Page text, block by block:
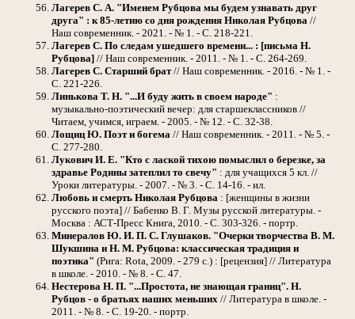
Лагерев С. А. "Именем Рубцова мы будем узнавать друг
друга" : к 85-летию со дня рождения Николая Рубцова //
Наш современник. - 2021. - № 1. - С. 218-221.
Лагерев С. По следам ушедшего времени... : [письма Н.
Рубцова] // Наш современник. - 2011. - № 1. - С. 264-269.
Лагерев С. Старший брат// Наш современник. - 2016. - № 1. -
С. 221-226.
Линькова Т. Н. "...И буду жить в своем народе" :
музыкально-поэтический вечер: для старшеклассников //
Читаем, учимся, играем. - 2005. - № 12. - С. 32-38.
Лощиц Ю. Поэт и богема // Наш современник. - 2011. - № 5. -
С. 277-280.
Лукович И. Е. "Кто с лаской тихою помыслил о березке, за
здравье Родины затеплил то свечу" : для учащихся 5 кл. //
Уроки литературы. - 2007. - № 3. - С. 14-16. - ил.
Любовь и смерть Николая Рубцова : [женщины в жизни
русского поэта] // Бабенко В. Г. Музы русской литературы. -
Москва : АСТ-Пресс Книга, 2010. - С. 303-326. - портр.
Минералов Ю. И. П. С. Глушаков. "Очерки творчества В. М.
Шукшина и Н. М. Рубцова: классическая традиция и
поэтика" (Рига: Rota, 2009. - 279 с.) : [рецензия] // Литература
в школе. - 2010. - № 8. - С. 47.
Нестерова Н. П. "...Простота, не знающая границ". Н.
Рубцов - о братьях наших меньших // Литература в школе. -
2011. - № 8. - С. 19-20. - портр.